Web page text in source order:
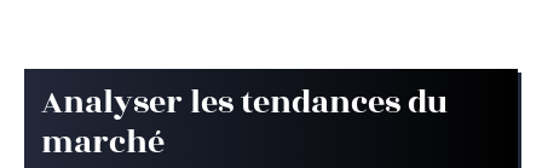
Analyser les tendances du
marché